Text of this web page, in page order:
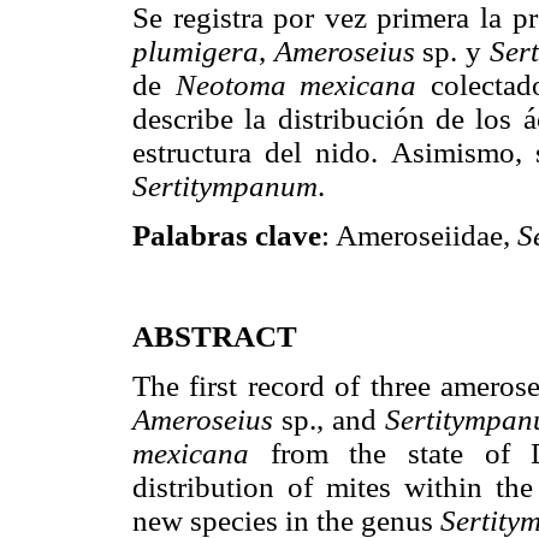
Se registra por vez primera la
plumigera, Ameroseius sp. y
de Neotoma mexicana
describe la distribución de los
estructura del nido. Asimismo,
Sertitympanum.
Palabras clave: Ameroseiidae,
ABSTRACT
The first record of three
Ameroseius sp., and
mexicana from the state of
distribution of mites within the
new species in the genus